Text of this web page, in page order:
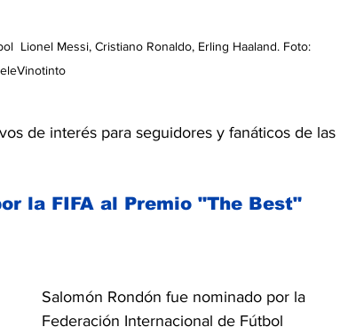
Lionel Messi, Cristiano Ronaldo, Erling Haaland. Foto:
de interés para seguidores y fanáticos de las
la FIFA al Premio "The Best"
Salomón Rondón fue nominado por la
Federación Internacional de Fútbol